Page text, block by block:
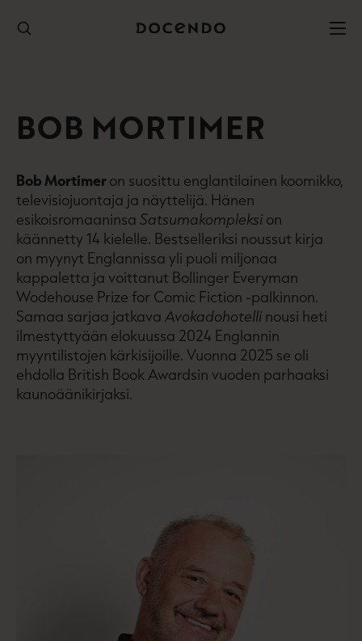
sisältöön
BOB MORTIMER
Bob Mortimeron suosittu englantilainen koomikko,
televisio­juontaja ja näyttelijä. Hänen
esikoisromaaninsa Satsumakompleksi on
käännetty 14 ­kielelle. Bestselleriksi noussut kirja
on ­myynyt Englan­nissa yli puoli miljonaa
kappaletta ja voittanut Bollinger Everyman
Wodehouse Prize for Comic Fiction -palkinnon.
Samaa sarjaa jat­kava Avokadohotelli nousi heti
ilmestyttyään elo­kuussa 2024 Englannin
myyntilistojen kärkisijoille. Vuonna 2025 se oli
ehdolla British Book Awardsin vuoden parhaaksi
kaunoäänikirjaksi.